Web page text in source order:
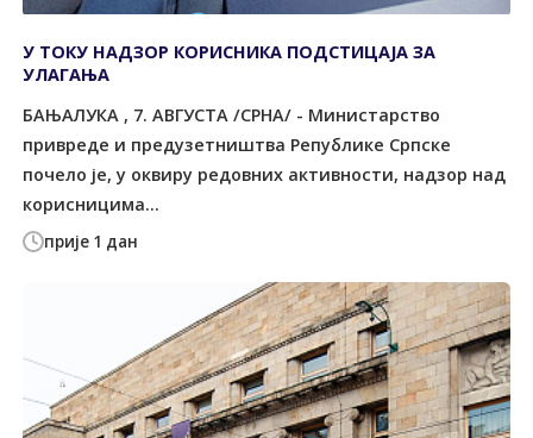
прије 1 дан
У ТОКУ НАДЗОР КОРИСНИКА ПОДСТИЦАЈА ЗА
УЛАГАЊА
БАЊАЛУКА , 7. АВГУСТА /СРНА/ - Министарство
привреде и предузетништва Републике Српске
почело је, у оквиру редовних активности, надзор над
корисницима...